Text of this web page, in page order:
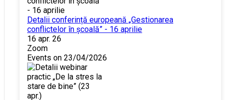
Detalii conferință europeană „Gestionarea
conflictelor în școală” - 16 aprilie
16 apr. 26
Zoom
Events on 23/04/2026